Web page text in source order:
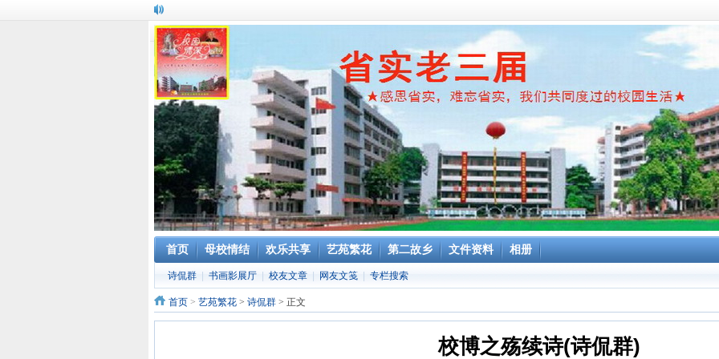
首页 母校情结 欢乐共享 艺苑繁花 第二故乡 文件资料 相册
诗侃群 书画影展厅 校友文章 网友文笺 专栏搜索
首页 > 艺苑繁花 > 诗侃群 > 正文
校博之殇续诗(诗侃群)